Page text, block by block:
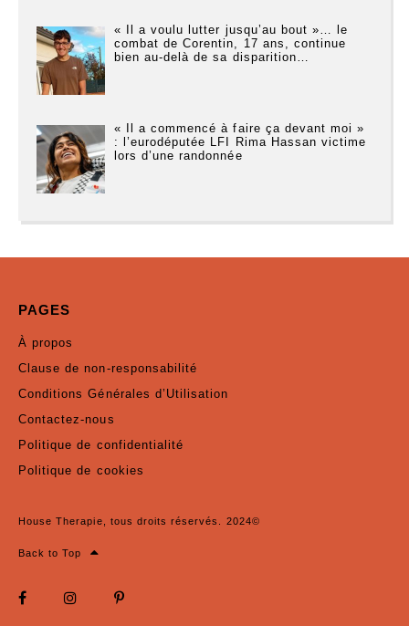
« Il a voulu lutter jusqu’au bout »… le
combat de Corentin, 17 ans, continue
bien au-delà de sa disparition…
« Il a commencé à faire ça devant moi »
: l’eurodéputée LFI Rima Hassan victime
lors d’une randonnée
PAGES
À propos
Clause de non-responsabilité
Conditions Générales d’Utilisation
Contactez-nous
Politique de confidentialité
Politique de cookies
House Therapie, tous droits réservés. 2024©
Back to Top